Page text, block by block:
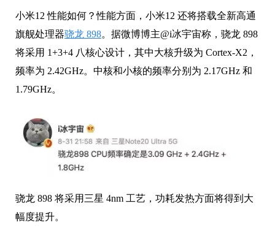
小米12 性能如何？性能方面，小米12 还将搭载全新高通
旗舰处理器骁龙 898。据微博博主@i冰宇宙称，骁龙 898
将采用 1+3+4 八核心设计，其中大核升级为 Cortex-X2，
频率为 2.42GHz。中核和小核的频率分别为 2.17GHz 和
1.79GHz。
骁龙 898 将采用三星 4nm 工艺，功耗发热方面将得到大
幅度提升。